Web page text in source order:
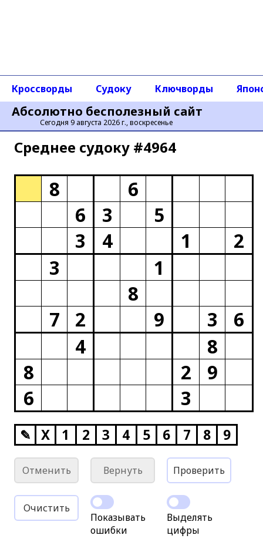
Абсолютно бесполезный сайт
Сегодня 9 августа 2026 г., воскресенье
Кроссворды Судоку Ключворды
Среднее cудоку #4964
8
6
6
3
5
3
4 1
2
3
1
8
7
2 9 3
6
4
8
8
2
9
6
3
✎ X 1 2 3 4 5 6 7 8 9
Отменить Вернуть Проверить
Очистить
Показывать
ошибки
Выделять
цифры